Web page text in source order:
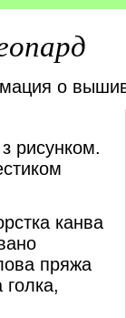
о
рисунком.
канва
пряжа
голка,